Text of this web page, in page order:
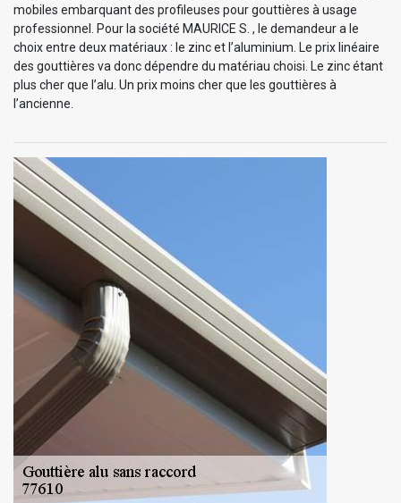
mobiles embarquant des profileuses pour gouttières à usage
professionnel. Pour la société MAURICE S. , le demandeur a le
choix entre deux matériaux : le zinc et l’aluminium. Le prix linéaire
des gouttières va donc dépendre du matériau choisi. Le zinc étant
plus cher que l’alu. Un prix moins cher que les gouttières à
l’ancienne.